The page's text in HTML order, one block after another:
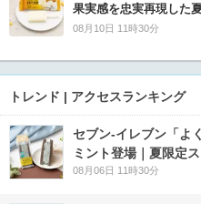
果実感を忠実再現した
08月10日 11時30分
トレンド | アクセスランキング
セブン‐イレブン「よ
ミント登場｜夏限定
08月06日 11時30分